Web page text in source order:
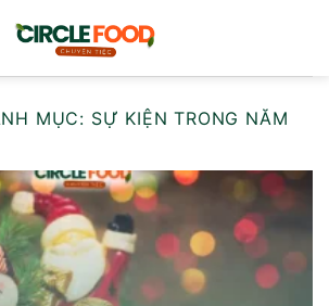
MỤC: SỰ KIỆN TRONG NĂM